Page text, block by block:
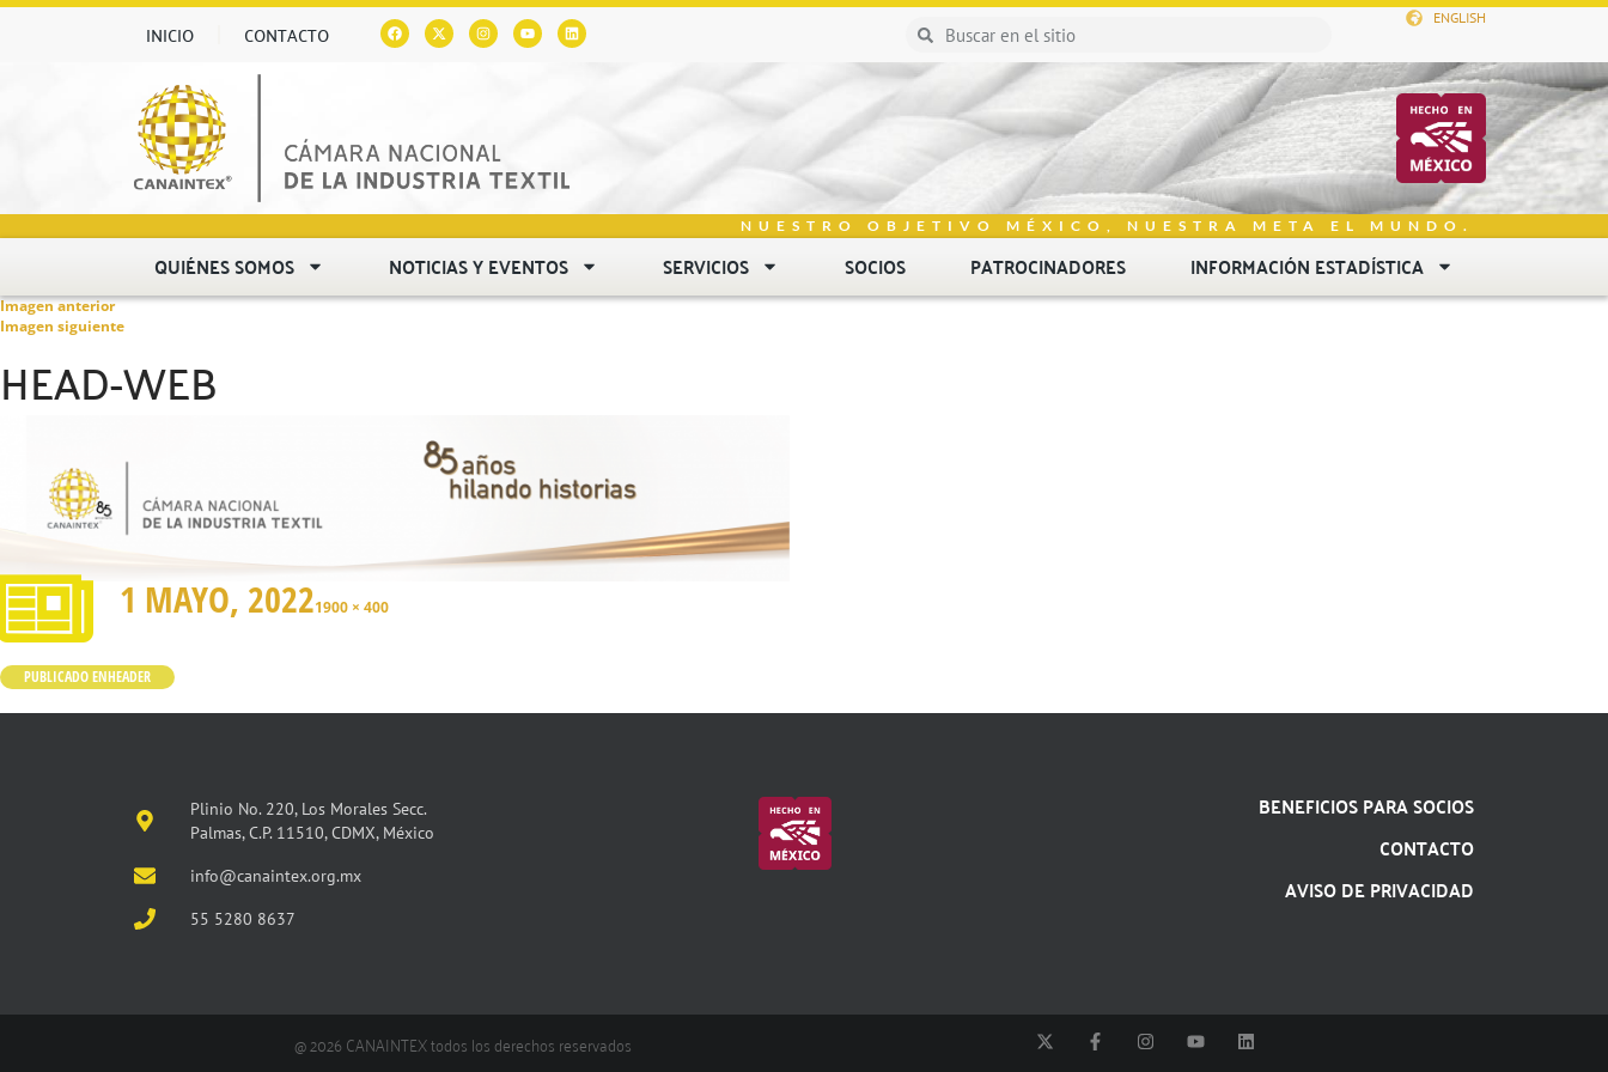
INICIO CONTACTO
ENGLISH
NUESTRO OBJETIVO MÉXICO, NUESTRA META EL MUNDO.
QUIÉNES SOMOS NOTICIAS Y EVENTOS SERVICIOS SOCIOS PATROCINADORES INFORMACIÓN ESTADÍSTICA
Imagen anterior
Imagen siguiente
HEAD-WEB
1 MAYO, 20221900 × 400
PUBLICADO ENHEADER
Plinio No. 220, Los Morales Secc.
Palmas, C.P. 11510, CDMX, México
info@canaintex.org.mx
55 5280 8637
BENEFICIOS PARA SOCIOS
CONTACTO
AVISO DE PRIVACIDAD
@ 2026 CANAINTEX todos los derechos reservados